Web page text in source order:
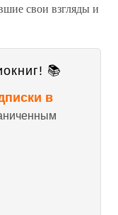
свои взгляды и
📚
в